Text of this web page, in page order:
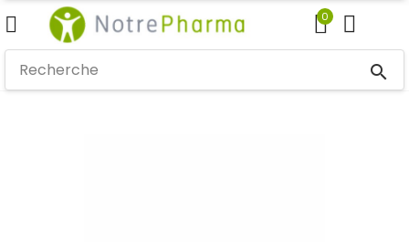
0
search